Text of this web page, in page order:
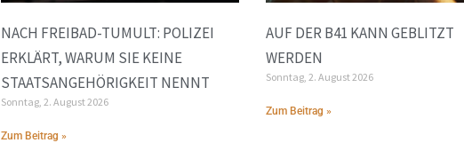
NACH FREIBAD-TUMULT: POLIZEI
ERKLÄRT, WARUM SIE KEINE
STAATSANGEHÖRIGKEIT NENNT
Sonntag, 2. August 2026
Zum Beitrag »
AUF DER B41 KANN GEBLITZT
WERDEN
Sonntag, 2. August 2026
Zum Beitrag »